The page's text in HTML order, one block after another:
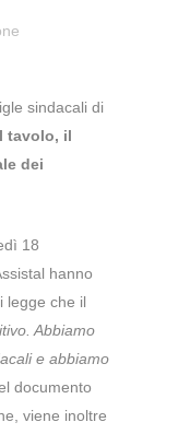
sindacali di
tavolo, il
dei
18
hanno
legge che il
Abbiamo
e abbiamo
documento
viene inoltre